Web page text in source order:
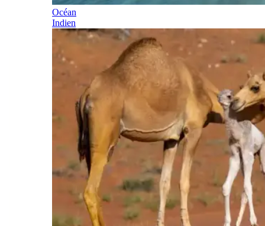
Océan
Indien